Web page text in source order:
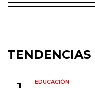
TENDENCIAS
EDUCACIÓN